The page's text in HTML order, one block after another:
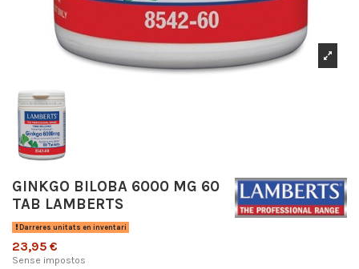
GINKGO BILOBA 6000 MG 60
TAB LAMBERTS
Darreres unitats en inventari
23,95 €
Sense impostos